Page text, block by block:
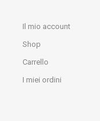
Il mio account
Shop
Carrello
I miei ordini